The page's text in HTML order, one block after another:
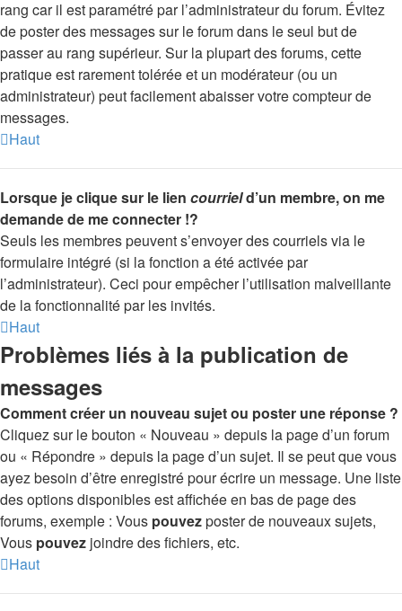
rang car il est paramétré par l’administrateur du forum. Évitez
de poster des messages sur le forum dans le seul but de
passer au rang supérieur. Sur la plupart des forums, cette
pratique est rarement tolérée et un modérateur (ou un
administrateur) peut facilement abaisser votre compteur de
messages.
Haut
Lorsque je clique sur le lien courrield’un membre, on me
demande de me connecter !?
Seuls les membres peuvent s’envoyer des courriels via le
formulaire intégré (si la fonction a été activée par
l’administrateur). Ceci pour empêcher l’utilisation malveillante
de la fonctionnalité par les invités.
Haut
Problèmes liés à la publication de
messages
Comment créer un nouveau sujet ou poster une réponse ?
Cliquez sur le bouton « Nouveau » depuis la page d’un forum
ou « Répondre » depuis la page d’un sujet. Il se peut que vous
ayez besoin d’être enregistré pour écrire un message. Une liste
des options disponibles est affichée en bas de page des
forums, exemple : Vous pouvezposter de nouveaux sujets,
Vous pouvez joindre des fichiers, etc.
Haut